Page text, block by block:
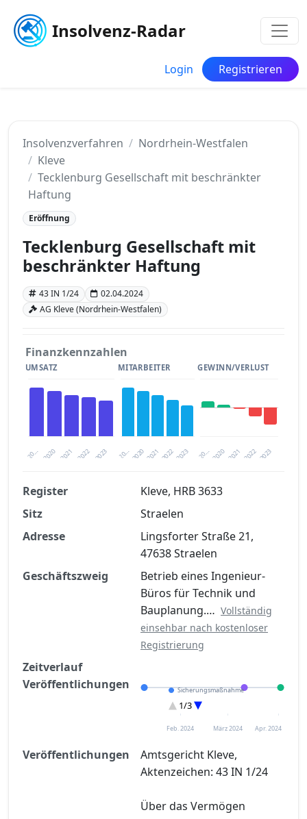
Insolvenz-Radar
Login Registrieren
Insolvenzverfahren
Nordrhein-Westfalen
Kleve
Tecklenburg Gesellschaft mit beschränkter
Haftung
Eröffnung
Tecklenburg Gesellschaft mit
beschränkter Haftung
43 IN 1/24
02.04.2024
AG Kleve (Nordrhein-Westfalen)
Finanzkennzahlen
UMSATZ
20… 2021 2023
2020 2022
MITARBEITER
20… 2021 2023
2020 2022
GEWINN/VERLUST
20… 2021 2023
2020 2022
Finanzkennzahlen nach kostenloser
Registrierung verfügbar
Jetzt kostenlos registrieren
Register
Kleve, HRB 3633
Sitz
Straelen
Adresse
Lingsforter Straße 21,
47638 Straelen
Geschäftszweig
Betrieb eines Ingenieur-
Büros für Technik und
Bauplanung.… Vollständig
einsehbar nach kostenloser
Registrierung
Zeitverlauf
Veröffentlichungen
Sicherungsmaßnahme
Entscheidung im Verfahren
Eröffnung
1/3
Feb. 2024 März 2024 Apr. 2024
Veröffentlichungen
Amtsgericht Kleve,
Aktenzeichen: 43 IN 1/24
Über das Vermögen